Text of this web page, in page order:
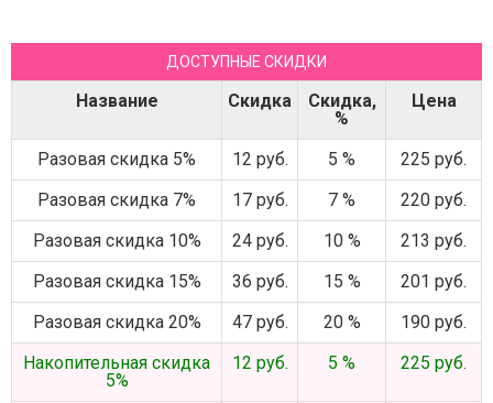
ДОСТУПНЫЕ СКИДКИ
Название Скидка
Скидка,
%
Цена
Разовая скидка 5% 12 руб. 5 %
225 руб.
Разовая скидка 7%
17 руб. 7 %
220 руб.
Разовая скидка 10%
24 руб. 10 %
213 руб.
Разовая скидка 15%
36 руб. 15 %
201 руб.
Разовая скидка 20%
47 руб. 20 %
190 руб.
Накопительная скидка
5%
12 руб. 5 % 225 руб.